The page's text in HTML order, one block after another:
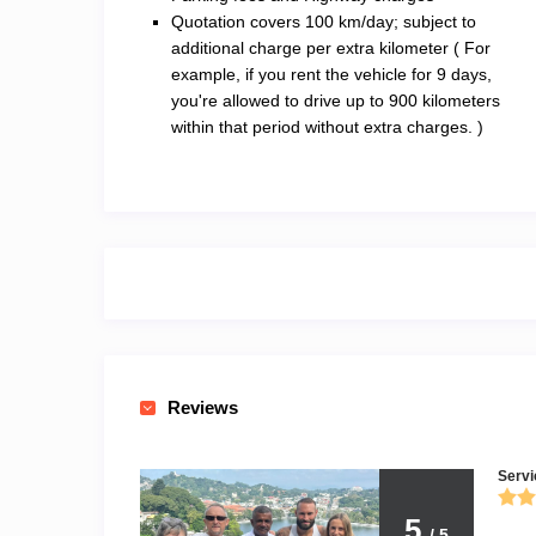
Quotation covers 100 km/day; subject to
additional charge per extra kilometer ( For
example, if you rent the vehicle for 9 days,
you're allowed to drive up to 900 kilometers
within that period without extra charges. )
Reviews